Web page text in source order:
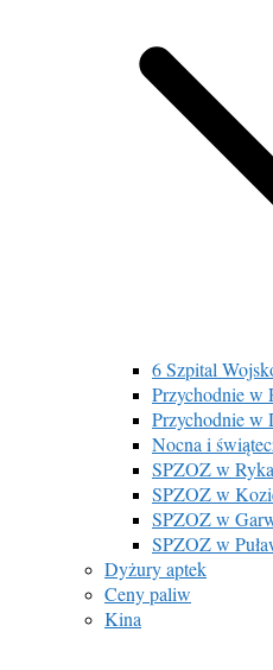
6 Szpital
Przychodnie w
Przychodnie w
Nocna i
SPZOZ w
SPZOZ w
SPZOZ w
SPZOZ w
Dyżury aptek
Ceny paliw
Kina